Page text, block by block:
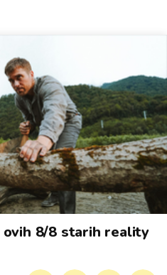
ovih 8/8 starih reality